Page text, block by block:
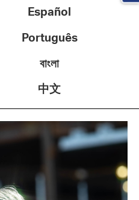
Español
Português
বাংলা
中文